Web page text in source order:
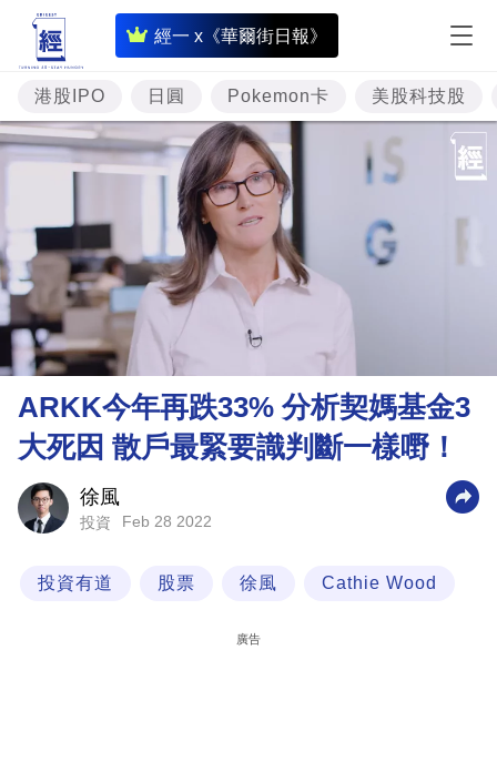
經一 x《華爾街日報》
即
時
財
經
專
資
市
理
財
商
科
港股IPO 日圓 Pokemon卡 美股科技股
ARKK今年再跌33% 分析契媽基金3
大死因 散戶最緊要識判斷一樣嘢！
徐風
投資 Feb 28 2022
投資有道 股票 徐風 Cathie Wood
廣告